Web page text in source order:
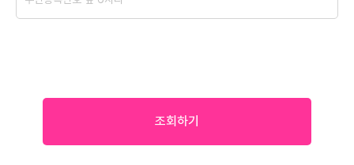
조회하기